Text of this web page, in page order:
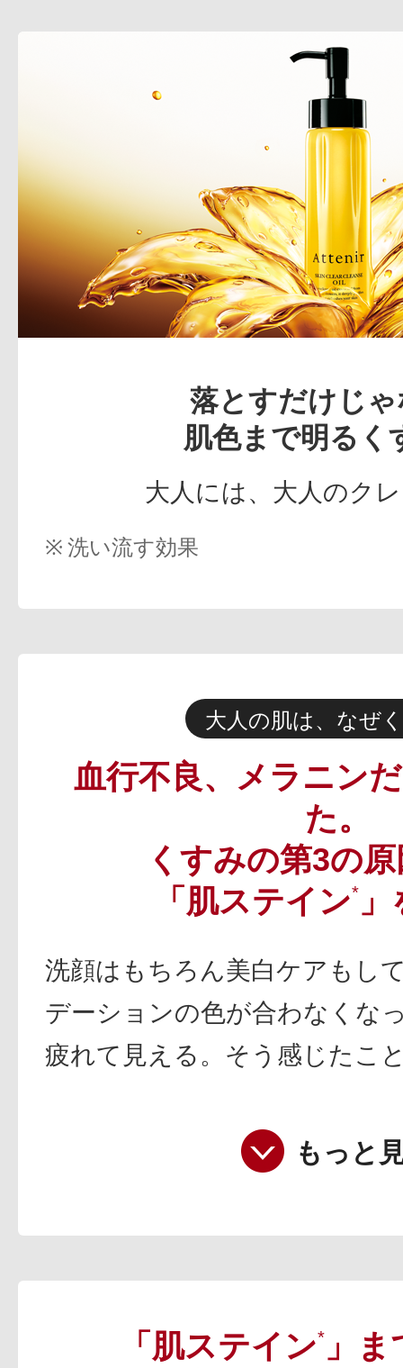
落とすだけじ
肌色まで明るく
大人には、大人のク
洗い流す効果
大人の肌は、なぜ
血行不良、メラニン
た。
くすみの第3の
「肌ステイン*」
洗顔はもちろん美白ケアもし
デーションの色が合わなくな
疲れて見える。そう感じたこ
もっと
「肌ステイン* 」